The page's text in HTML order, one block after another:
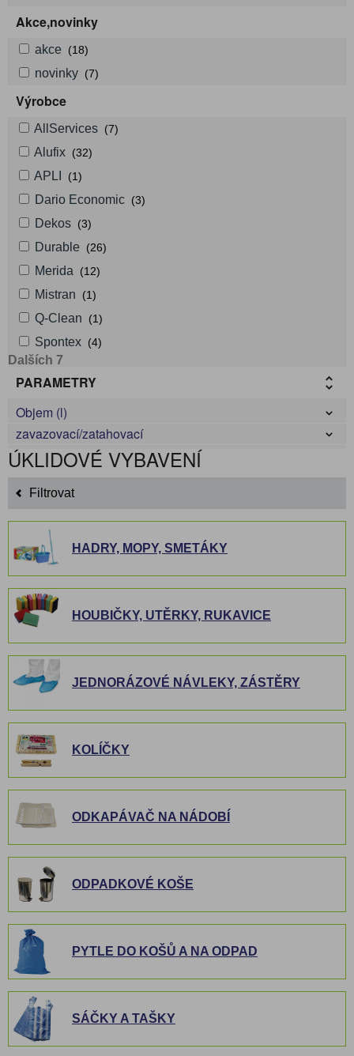
Akce,novinky
akce (18)
novinky (7)
Výrobce
AllServices (7)
Alufix (32)
APLI (1)
Dario Economic (3)
Dekos (3)
Durable (26)
Merida (12)
Mistran (1)
Q-Clean (1)
Spontex (4)
Dalších 7
PARAMETRY
Objem (l)
zavazovací/zatahovací
ÚKLIDOVÉ VYBAVENÍ
Filtrovat
HADRY, MOPY, SMETÁKY
HOUBIČKY, UTĚRKY, RUKAVICE
JEDNORÁZOVÉ NÁVLEKY, ZÁSTĚRY
KOLÍČKY
ODKAPÁVAČ NA NÁDOBÍ
ODPADKOVÉ KOŠE
PYTLE DO KOŠŮ A NA ODPAD
SÁČKY A TAŠKY